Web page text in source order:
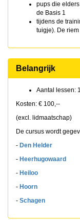
pups die
de Basis 1
tijdens de
tuigje). De
Belangrijk
Aantal lessen:
Kosten: € 100,--
(excl. lidmaatschap)
De cursus wordt
- Den Helder
- Heerhugowaard
- Heiloo
- Hoorn
- Schagen